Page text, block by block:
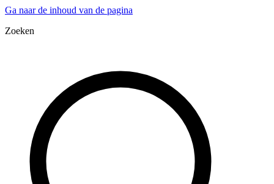
Ga naar de inhoud van de pagina
Zoeken